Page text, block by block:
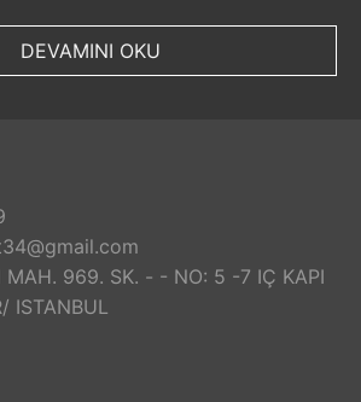
DEVAMINI OKU
MAH. 969. SK. - - NO: 5 -7 IÇ KAPI
ISTANBUL